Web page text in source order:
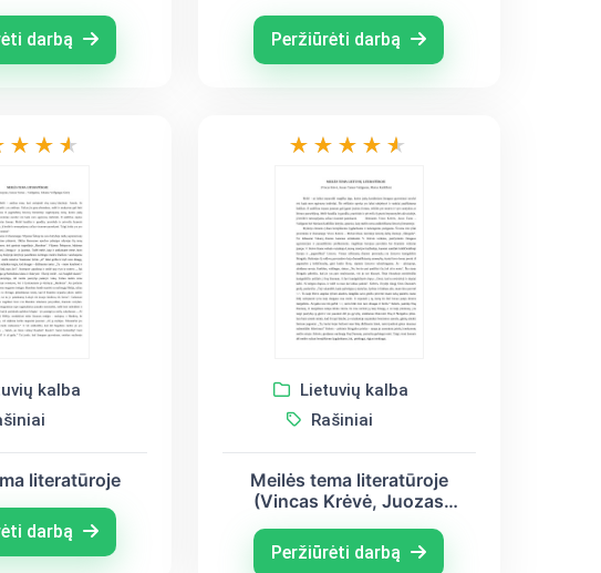
Maironis)
darbą Peržiūrėti darbą
kalba
literatūroje
darbą
Lietuvių kalba
Rašiniai
Meilės tema literatūroje
(Vincas Krėvė, Juozas
Katiliškis)
Peržiūrėti darbą